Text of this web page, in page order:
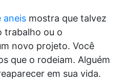
aneis mostra que talvez
trabalho ou o
novo projeto. Você
que o rodeiam. Alguém
em sua vida.